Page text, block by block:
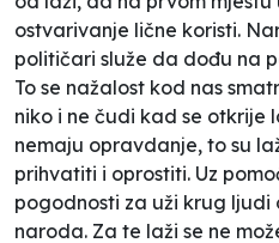
ostvarivanje lične koristi.
političari služe da dođu na
To se nažalost kod nas
niko i ne čudi kad se otkrije
nemaju opravdanje, to su
prihvatiti i oprostiti. Uz
pogodnosti za uži krug
naroda. Za te laži se ne